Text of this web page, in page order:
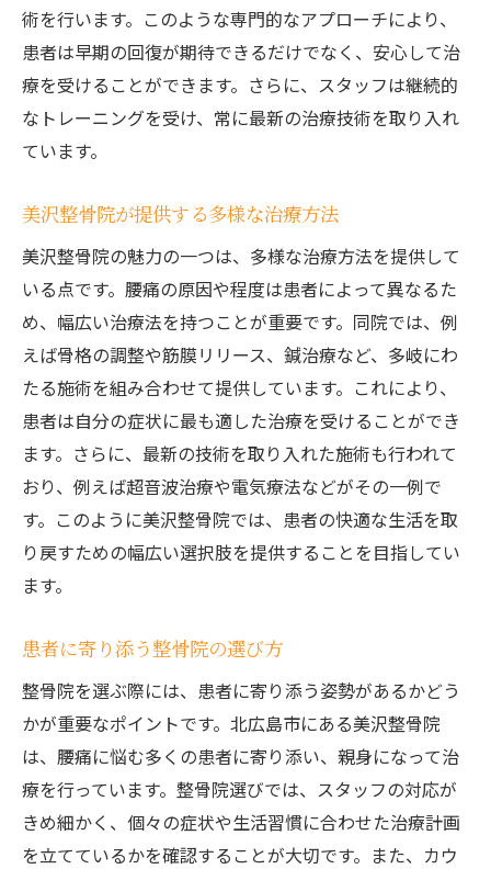
術を行います。このような専門的なアプローチにより、
患者は早期の回復が期待できるだけでなく、安心して治
療を受けることができます。さらに、スタッフは継続的
なトレーニングを受け、常に最新の治療技術を取り入れ
ています。
美沢整骨院が提供する多様な治療方法
美沢整骨院の魅力の一つは、多様な治療方法を提供して
いる点です。腰痛の原因や程度は患者によって異なるた
め、幅広い治療法を持つことが重要です。同院では、例
えば骨格の調整や筋膜リリース、鍼治療など、多岐にわ
たる施術を組み合わせて提供しています。これにより、
患者は自分の症状に最も適した治療を受けることができ
ます。さらに、最新の技術を取り入れた施術も行われて
おり、例えば超音波治療や電気療法などがその一例で
す。このように美沢整骨院では、患者の快適な生活を取
り戻すための幅広い選択肢を提供することを目指してい
ます。
患者に寄り添う整骨院の選び方
整骨院を選ぶ際には、患者に寄り添う姿勢があるかどう
かが重要なポイントです。北広島市にある美沢整骨院
は、腰痛に悩む多くの患者に寄り添い、親身になって治
療を行っています。整骨院選びでは、スタッフの対応が
きめ細かく、個々の症状や生活習慣に合わせた治療計画
を立てているかを確認することが大切です。また、カウ